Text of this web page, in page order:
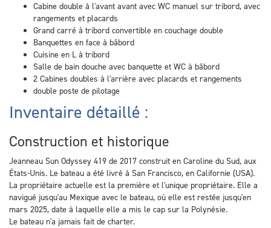
Cabine double à l'avant avant avec WC manuel sur tribord, avec
rangements et placards
Grand carré à tribord convertible en couchage double
Banquettes en face à bâbord
Cuisine en L à tribord
Salle de bain douche avec banquette et WC à bâbord
2 Cabines doubles à l'arrière avec placards et rangements
double poste de pilotage
Inventaire détaillé :
Construction et historique
Jeanneau Sun Odyssey 419 de 2017 construit en Caroline du Sud, aux
États-Unis. Le bateau a été livré à San Francisco, en Californie (USA).
La propriétaire actuelle est la première et l'unique propriétaire. Elle a
navigué jusqu'au Mexique avec le bateau, où elle est restée jusqu'en
mars 2025, date à laquelle elle a mis le cap sur la Polynésie.
Le bateau n'a jamais fait de charter.